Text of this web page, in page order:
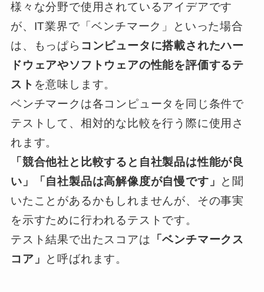
様々な分野で使用されているアイデアです
が、IT業界で「ベンチマーク」といった場合
は、もっぱら コンピュータに搭載されたハー
ドウェアやソフトウェアの性能を評価するテ
スト を意味します。
ベンチマークは各コンピュータを同じ条件で
テストして、相対的な比較を行う際に使用さ
れます。
「競合他社と比較すると自社製品は性能が良
い」「自社製品は高解像度が自慢です」
と聞
いたことがあるかもしれませんが、その事実
を示すために行われるテストです。
テスト結果で出たスコアは 「ベンチマークス
コア」
と呼ばれます。